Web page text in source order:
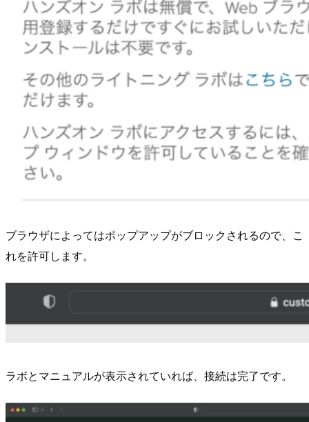
ブラウザによってはポップアップがブロックされるので、こ
れを許可します。
ラボとマニュアルが表示されていれば、接続は完了です。